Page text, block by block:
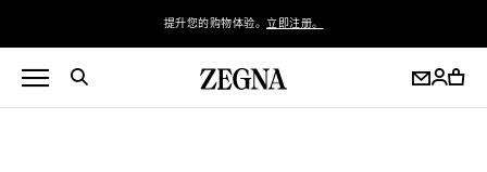
提升您的购物体验。 立即注册。